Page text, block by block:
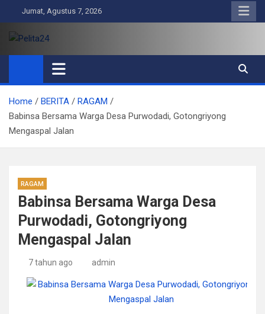
to
content
Jumat, Agustus 7, 2026
Pelita24
Aktual, Mendalam dan Terpercaya
Home BERITA
RAGAM
Babinsa Bersama Warga Desa Purwodadi, Gotongriyong
Mengaspal Jalan
RAGAM
Babinsa Bersama Warga Desa
Purwodadi, Gotongriyong
Mengaspal Jalan
7 tahun ago admin